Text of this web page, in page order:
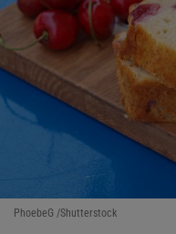
PhoebeG /Shutterstock